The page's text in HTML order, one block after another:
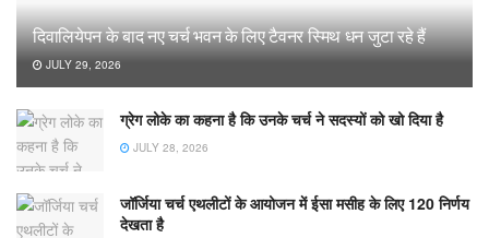
दिवालियेपन के बाद नए चर्च भवन के लिए टैवनर स्मिथ धन जुटा रहे हैं
JULY 29, 2026
ग्रेग लोके का कहना है कि उनके चर्च ने सदस्यों को खो दिया है
JULY 28, 2026
जॉर्जिया चर्च एथलीटों के आयोजन में ईसा मसीह के लिए 120 निर्णय
देखता है